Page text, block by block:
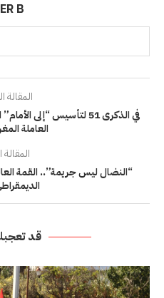
B
المقالة
في الذكرى 51 لتأسيس
العاملة
المقالة
“النضال ليس جريمة”.. القمة
قد